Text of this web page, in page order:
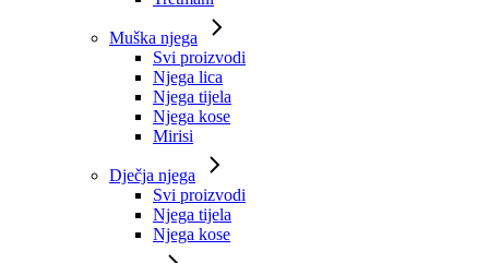
Muška njega
Svi proizvodi
Njega lica
Njega tijela
Njega kose
Mirisi
Dječja njega
Svi proizvodi
Njega tijela
Njega kose